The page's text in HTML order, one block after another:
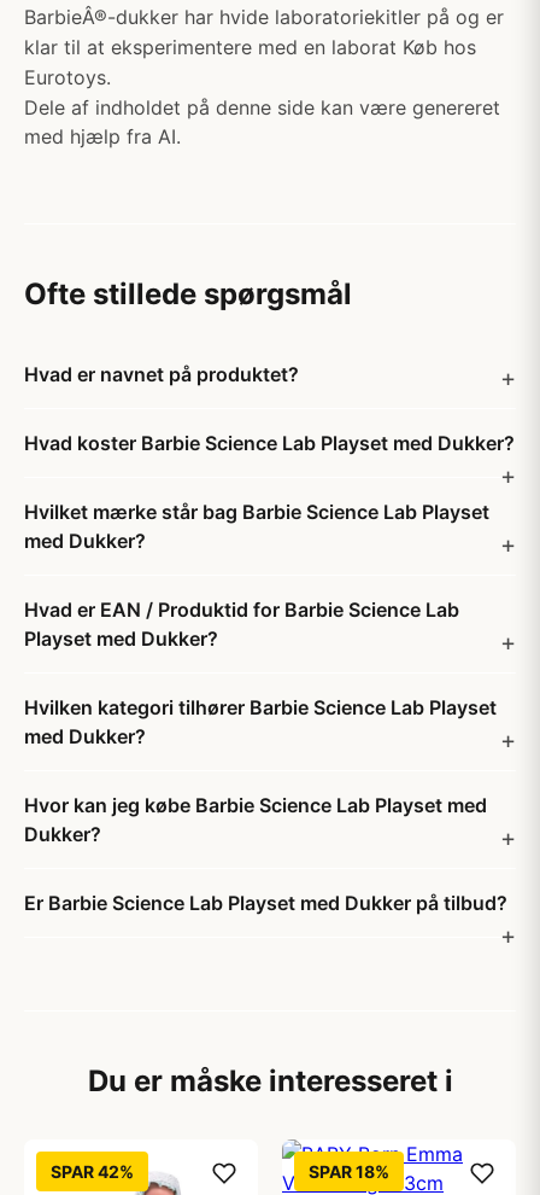
BarbieÂ®-dukker har hvide laboratoriekitler på og er
klar til at eksperimentere med en laborat Køb hos
Eurotoys.
Dele af indholdet på denne side kan være genereret
med hjælp fra AI.
Ofte stillede spørgsmål
Hvad er navnet på produktet?
Hvad koster Barbie Science Lab Playset med Dukker?
Hvilket mærke står bag Barbie Science Lab Playset
med Dukker?
Hvad er EAN / Produktid for Barbie Science Lab
Playset med Dukker?
Hvilken kategori tilhører Barbie Science Lab Playset
med Dukker?
Hvor kan jeg købe Barbie Science Lab Playset med
Dukker?
Er Barbie Science Lab Playset med Dukker på tilbud?
Du er måske interesseret i
SPAR 42% SPAR 18%